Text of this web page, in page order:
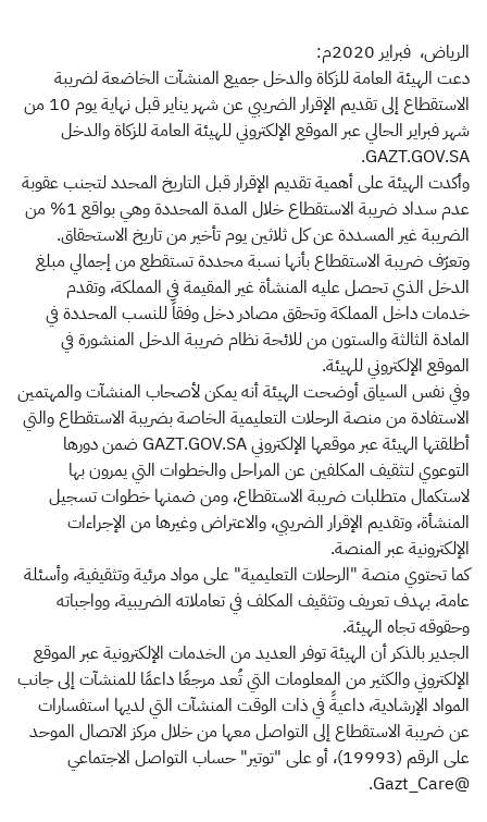
الرياض، فبراير 2020م:
دعت الهيئة العامة للزكاة والدخل جميع المنشآت الخاضعة لضريبة
الاستقطاع إلى تقديم الإقرار الضريبي عن شهر يناير قبل نهاية يوم 10 من
شهر فبراير الحالي عبر الموقع الإلكتروني للهيئة العامة للزكاة والدخل
GAZT.GOV.SA.
وأكدت الهيئة على أهمية تقديم الإقرار قبل التاريخ المحدد لتجنب عقوبة
عدم سداد ضريبة الاستقطاع خلال المدة المحددة وهي بواقع 1% من
الضريبة غير المسددة عن كل ثلاثين يوم تأخير من تاريخ الاستحقاق.
وتعرّف ضريبة الاستقطاع بأنها نسبة محددة تستقطع من إجمالي مبلغ
الدخل الذي تحصل عليه المنشأة غير المقيمة في المملكة، وتقدم
خدمات داخل المملكة وتحقق مصادر دخل وفقاً للنسب المحددة في
المادة الثالثة والستون من للائحة نظام ضريبة الدخل المنشورة في
الموقع الإلكتروني للهيئة.
وفي نفس السياق أوضحت الهيئة أنه يمكن لأصحاب المنشآت والمهتمين
الاستفادة من منصة الرحلات التعليمية الخاصة بضريبة الاستقطاع والتي
أطلقتها الهيئة عبر موقعها الإلكتروني GAZT.GOV.SA ضمن دورها
التوعوي لتثقيف المكلفين عن المراحل والخطوات التي يمرون بها
لاستكمال متطلبات ضريبة الاستقطاع، ومن ضمنها خطوات تسجيل
المنشأة، وتقديم الإقرار الضريبي، والاعتراض وغيرها من الإجراءات
الإلكترونية عبر المنصة.
كما تحتوي منصة "الرحلات التعليمية" على مواد مرئية وتثقيفية، وأسئلة
عامة، بهدف تعريف وتثقيف المكلف في تعاملاته الضريبية، وواجباته
وحقوقه تجاه الهيئة.
الجدير بالذكر أن الهيئة توفر العديد من الخدمات الإلكترونية عبر الموقع
الإلكتروني والكثير من المعلومات التي تُعد مرجعًا داعمًا للمنشآت إلى جانب
المواد الإرشادية، داعيةً في ذات الوقت المنشآت التي لديها استفسارات
عن ضريبة الاستقطاع إلى التواصل معها من خلال مركز الاتصال الموحد
على الرقم (19993)، أو على "توتير" حساب التواصل الاجتماعي
@Gazt_Care.​